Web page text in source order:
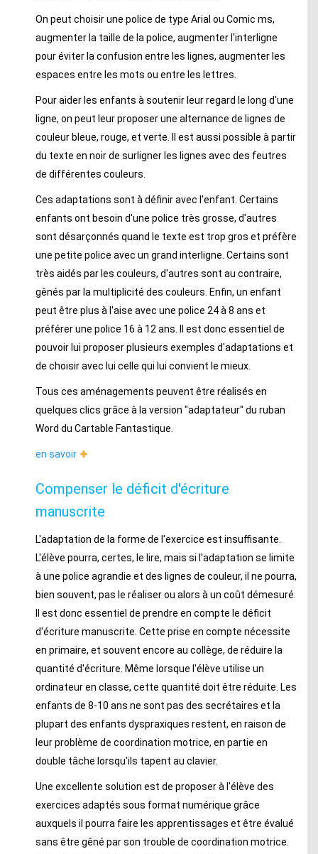
On peut choisir une police de type Arial ou Comic ms,
augmenter la taille de la police, augmenter l'interligne
pour éviter la confusion entre les lignes, augmenter les
espaces entre les mots ou entre les lettres.
Pour aider les enfants à soutenir leur regard le long d'une
ligne, on peut leur proposer une alternance de lignes de
couleur bleue, rouge, et verte. Il est aussi possible à partir
du texte en noir de surligner les lignes avec des feutres
de différentes couleurs.
Ces adaptations sont à définir avec l'enfant. Certains
enfants ont besoin d'une police très grosse, d'autres
sont désarçonnés quand le texte est trop gros et préfère
une petite police avec un grand interligne. Certains sont
très aidés par les couleurs, d'autres sont au contraire,
gênés par la multiplicité des couleurs. Enfin, un enfant
peut être plus à l'aise avec une police 24 à 8 ans et
préférer une police 16 à 12 ans. Il est donc essentiel de
pouvoir lui proposer plusieurs exemples d'adaptations et
de choisir avec lui celle qui lui convient le mieux.
Tous ces aménagements peuvent être réalisés en
quelques clics grâce à la version "adaptateur" du ruban
Word du Cartable Fantastique.
en savoir
Compenser le déficit d'écriture
manuscrite
L'adaptation de la forme de l'exercice est insuffisante.
L'élève pourra, certes, le lire, mais si l'adaptation se limite
à une police agrandie et des lignes de couleur, il ne pourra,
bien souvent, pas le réaliser ou alors à un coût démesuré.
Il est donc essentiel de prendre en compte le déficit
d'écriture manuscrite. Cette prise en compte nécessite
en primaire, et souvent encore au collège, de réduire la
quantité d'écriture. Même lorsque l'élève utilise un
ordinateur en classe, cette quantité doit être réduite. Les
enfants de 8-10 ans ne sont pas des secrétaires et la
plupart des enfants dyspraxiques restent, en raison de
leur problème de coordination motrice, en partie en
double tâche lorsqu'ils tapent au clavier.
Une excellente solution est de proposer à l'élève des
exercices adaptés sous format numérique grâce
auxquels il pourra faire les apprentissages et être évalué
sans être gêné par son trouble de coordination motrice.